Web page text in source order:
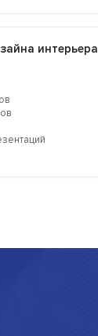
интерьера